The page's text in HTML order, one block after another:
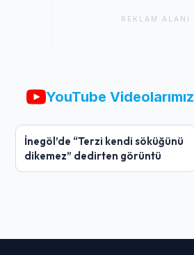
REKLAM ALANI
YouTube Videolarımız
İnegöl’de “Terzi kendi söküğünü
dikemez” dedirten görüntü